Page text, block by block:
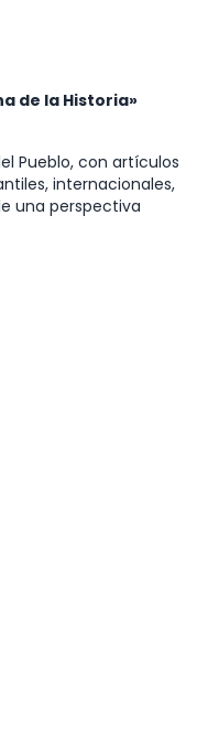
de la Historia»
Pueblo, con artículos
internacionales,
una perspectiva